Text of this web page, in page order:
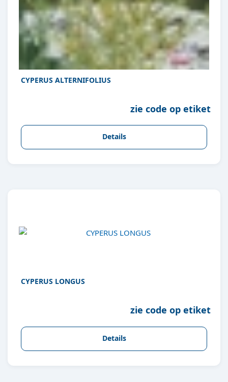
CYPERUS ALTERNIFOLIUS
zie code op etiket
Details
CYPERUS LONGUS
zie code op etiket
Details